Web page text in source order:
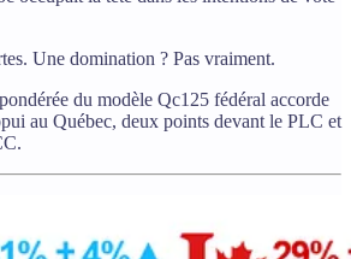
Une domination ? Pas vraiment.
du modèle Qc125 fédéral accorde
au Québec, deux points devant le PLC et